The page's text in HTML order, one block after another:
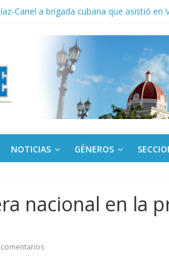
Va: cien años, cien escuelas
de rescate en escuela con desplome
cubana amante de la
en Panamá condenan injerencia
NOTICIAS GÉNEROS
nacional en la
comentarios